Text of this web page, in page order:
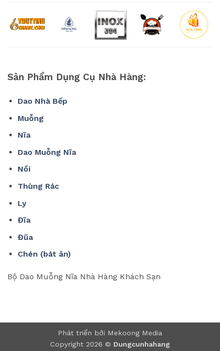
Sản Phẩm Dụng Cụ Nhà Hàng:
Dao Nhà Bếp
Muỗng
Nĩa
Dao Muỗng Nĩa
Nồi
Thùng Rác
Ly
Đĩa
Đũa
Chén (bát ăn)
Bộ Dao Muỗng Nĩa Nhà Hàng Khách Sạn
Phát triển bởi Mekoong Media
Copyright 2026 © Dungcunhahang